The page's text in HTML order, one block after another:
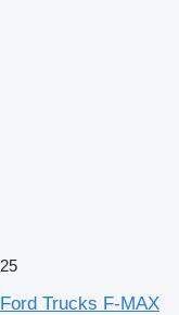
25
Ford Trucks F-MAX